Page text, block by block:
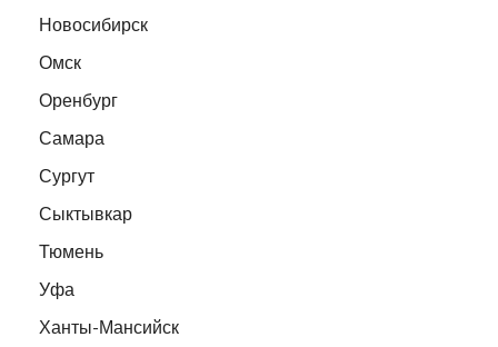
Новосибирск
Омск
Оренбург
Самара
Сургут
Сыктывкар
Тюмень
Уфа
Ханты-Мансийск